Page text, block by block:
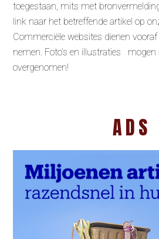
toegestaan, mits met
link naar het betreffende artikel op
Commerciële websites dienen
nemen. Foto’s en illustraties mogen
overgenomen!
ADS